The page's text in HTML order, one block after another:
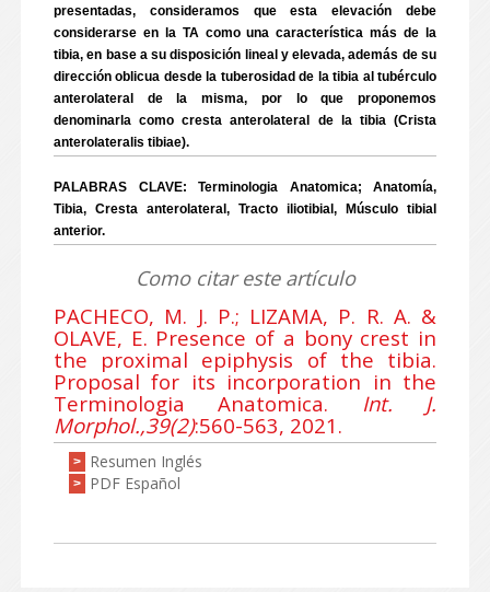
presentadas, consideramos que esta elevación debe
considerarse en la TA como una característica más de la
tibia, en base a su disposición lineal y elevada, además de su
dirección oblicua desde la tuberosidad de la tibia al tubérculo
anterolateral de la misma, por lo que proponemos
denominarla como cresta anterolateral de la tibia (Crista
anterolateralis tibiae).
PALABRAS CLAVE: Terminologia Anatomica; Anatomía,
Tibia, Cresta anterolateral, Tracto iliotibial, Músculo tibial
anterior.
Como citar este artículo
PACHECO, M. J. P.; LIZAMA, P. R. A. &
OLAVE, E. Presence of a bony crest in
the proximal epiphysis of the tibia.
Proposal for its incorporation in the
Terminologia Anatomica. Int. J.
Morphol.,39(2):560-563, 2021.
> Resumen Inglés
> PDF Español